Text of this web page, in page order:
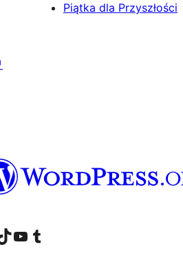
Piątka dla Przyszłości
na Instagramie
konto na LinkedIn
naszego TikToka
Odwiedź nasz kanał YouTube
Odwiedź naszego Tumblra